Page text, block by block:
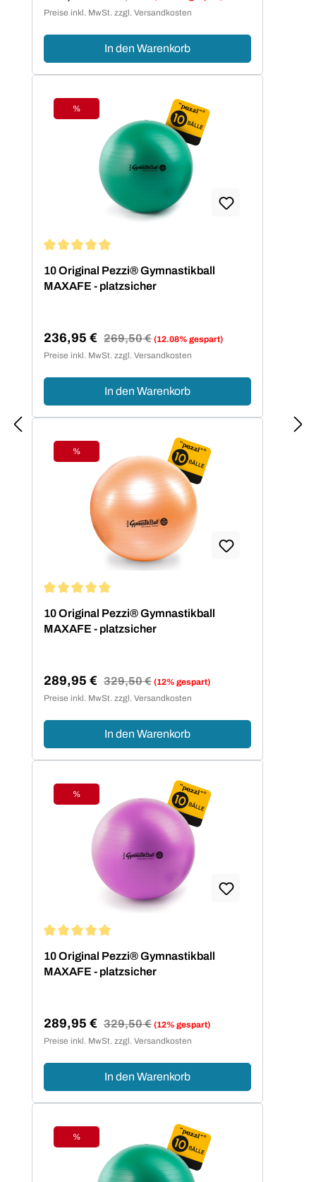
Verkaufspreis:
Preise inkl. MwSt. zzgl. Versandkosten
In den Warenkorb
Rabatt
%
10 Original Pezzi® Gymnastikball
MAXAFE - platzsicher
Verkaufspreis:
236,95 € Regulärer Preis:
269,50 € (12.08% gespart)
Preise inkl. MwSt. zzgl. Versandkosten
In den Warenkorb
Rabatt
%
10 Original Pezzi® Gymnastikball
MAXAFE - platzsicher
Verkaufspreis:
289,95 € Regulärer Preis:
329,50 € (12% gespart)
Preise inkl. MwSt. zzgl. Versandkosten
In den Warenkorb
Rabatt
%
10 Original Pezzi® Gymnastikball
MAXAFE - platzsicher
Verkaufspreis:
289,95 € Regulärer Preis:
329,50 € (12% gespart)
Preise inkl. MwSt. zzgl. Versandkosten
In den Warenkorb
Rabatt
%